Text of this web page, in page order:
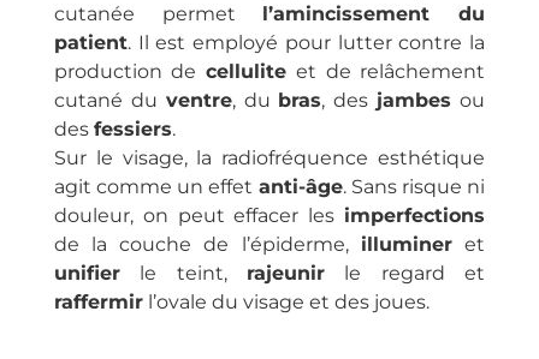
cutanée permet l’amincissement du
patient. Il est employé pour lutter contre la
production decellulite et de relâchement
cutané du ventre, du bras, des jambes ou
des fessiers.
Sur le visage, la radiofréquence esthétique
agit comme un effet anti-âge. Sans risque ni
douleur, on peut effacer les imperfections
de la couche de l’épiderme, illumineret
unifierle teint, rajeunir le regard et
raffermirl’ovale du visage et des joues.